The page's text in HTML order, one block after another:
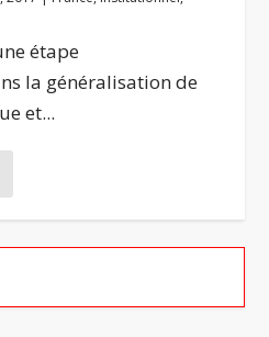
étape
la généralisation de
et...